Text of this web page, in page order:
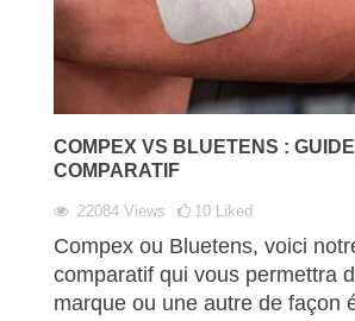
COMPEX VS BLUETENS : GUIDE
COMPARATIF
22084 Views 10 Liked
Compex ou Bluetens, voici
comparatif qui vous permettra
marque ou une autre de façon